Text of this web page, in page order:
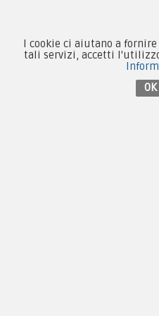
Contattaci su
I cookie ci aiutano a
tali servizi, accetti
OK